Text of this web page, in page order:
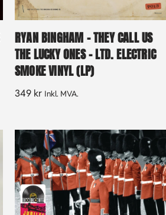
RYAN BINGHAM – THEY CALL US
THE LUCKY ONES – LTD. ELECTRIC
SMOKE VINYL (LP)
349 kr Inkl. MVA.